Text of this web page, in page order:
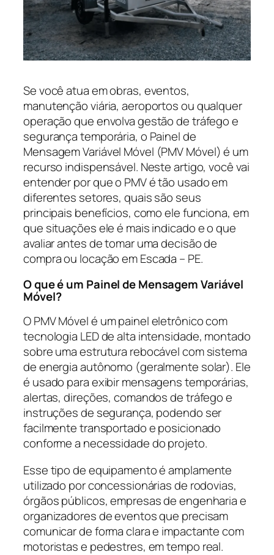
Se você atua em obras, eventos,
manutenção viária, aeroportos ou qualquer
operação que envolva gestão de tráfego e
segurança temporária, o Painel de
Mensagem Variável Móvel (PMV Móvel) é um
recurso indispensável. Neste artigo, você vai
entender por que o PMV é tão usado em
diferentes setores, quais são seus
principais benefícios, como ele funciona, em
que situações ele é mais indicado e o que
avaliar antes de tomar uma decisão de
compra ou locação em Escada – PE.
O que é um Painel de Mensagem Variável
Móvel?
O PMV Móvel é um painel eletrônico com
tecnologia LED de alta intensidade, montado
sobre uma estrutura rebocável com sistema
de energia autônomo (geralmente solar). Ele
é usado para exibir mensagens temporárias,
alertas, direções, comandos de tráfego e
instruções de segurança, podendo ser
facilmente transportado e posicionado
conforme a necessidade do projeto.
Esse tipo de equipamento é amplamente
utilizado por concessionárias de rodovias,
órgãos públicos, empresas de engenharia e
organizadores de eventos que precisam
comunicar de forma clara e impactante com
motoristas e pedestres, em tempo real.